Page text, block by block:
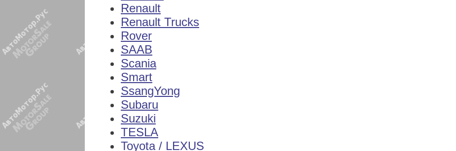
Renault
Renault Trucks
Rover
SAAB
Scania
Smart
SsangYong
Subaru
Suzuki
TESLA
Toyota / LEXUS